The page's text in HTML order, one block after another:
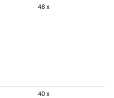
48 x
40 x